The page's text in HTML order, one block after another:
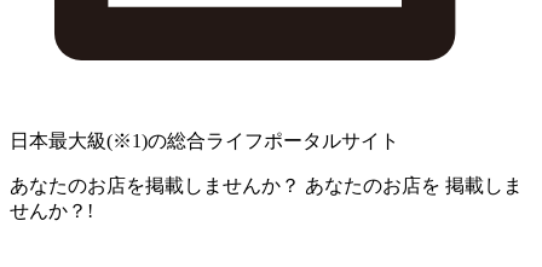
日本最大級(※1)の総合ライフポータルサイト
あなたのお店を掲載しませんか？ あなたのお店を 掲載しま
せんか？!